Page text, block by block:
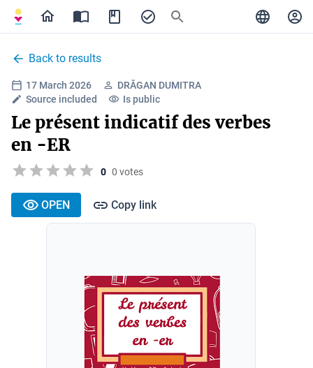
Back to results
17 March 2026
DRĂGAN DUMITRA
Source included
Is public
Le présent indicatif des verbes
en -ER
0 0 votes
OPEN Copy link